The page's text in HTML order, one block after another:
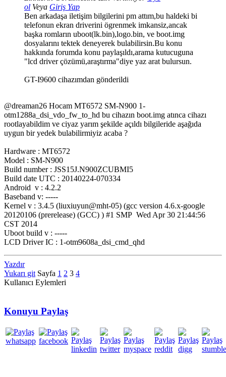
ol Veya Giriş Yap
Ben arkadaşa iletişim bilgilerini pm attım,bu haldeki bi
telefonun ekran driverini ögrenmek imkansiz,ancak
başka romların uboot(lk.bin),logo.bin, ve boot.img
dosyalarını tektek deneyerek bulabilirsin.Bu konu
hakkında forumda konu paylaşıldı,arama kutucuguna
"lcd driver çözümü,araştırma"diye yaz arat bulursun.
GT-I9600 cihazımdan gönderildi
@dreaman26 Hocam MT6572 SM-N900 1-
otm1288a_dsi_vdo_fw_to_hd bu cihazın boot.img atınca cihazı
rootlayabildim ve ciyaz yarım şekilde açıldı bilgileride aşağıda
uygun bir yedek bulabilirmiyiz acaba ?
Hardware : MT6572
Model : SM-N900
Build number : JSS15J.N900ZCUBMI5
Build date UTC : 20140224-070334
Android v : 4.2.2
Baseband v: -----
Kernel v : 3.4.5 (liuxiuyun@mht-05) (gcc version 4.6.x-google
20120106 (prerelease) (GCC) ) #1 SMP Wed Apr 30 21:44:56
CST 2014
Uboot build v : -----
LCD Driver IC : 1-otm9608a_dsi_cmd_qhd
Yazdır
Yukarı git Sayfa 1 2 3 4
Kullanıcı Eylemleri
Konuyu Paylaş